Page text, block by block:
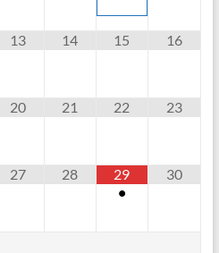
13 14 15 16
20 21 22 23
27 28
29
•
30